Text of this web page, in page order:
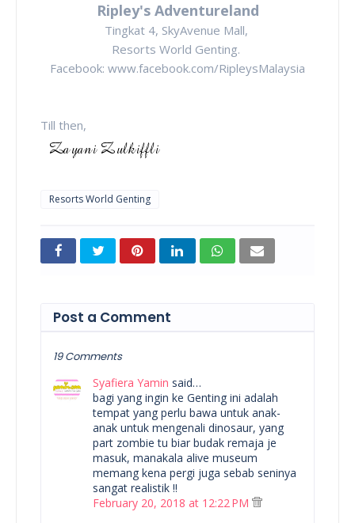
Ripley's Adventureland
Tingkat 4, SkyAvenue Mall,
Resorts World Genting.
Facebook: www.facebook.com/RipleysMalaysia
Till then,
Resorts World Genting
Post a Comment
19 Comments
Syafiera Yamin said…
bagi yang ingin ke Genting ini adalah
tempat yang perlu bawa untuk anak-
anak untuk mengenali dinosaur, yang
part zombie tu biar budak remaja je
masuk, manakala alive museum
memang kena pergi juga sebab seninya
sangat realistik !!
February 20, 2018 at 12:22 PM